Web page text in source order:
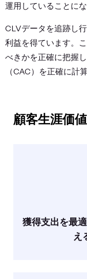
運用していることにな
CLVデータを追跡し
利益を得ています。
べきかを正確に把握
（CAC）を正確に計
顧客生涯価
獲得支出を最
え